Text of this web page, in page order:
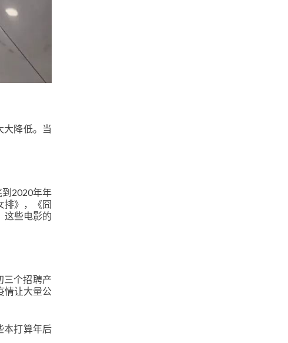
大降低。当
2020年年
排》，《囧
这些电影的
三个招聘产
情让大量公
本打算年后